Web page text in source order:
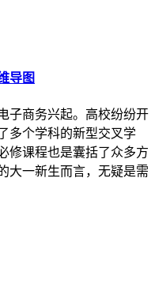
导图
子商务兴起。高校纷纷开
多个学科的新型交叉学
修课程也是囊括了众多方
大一新生而言，无疑是需